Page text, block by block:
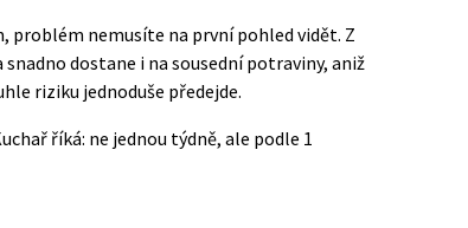
problém nemusíte na první pohled vidět. Z
dostane i na sousední potraviny, aniž
riziku jednoduše předejde.
říká: ne jednou týdně, ale podle 1